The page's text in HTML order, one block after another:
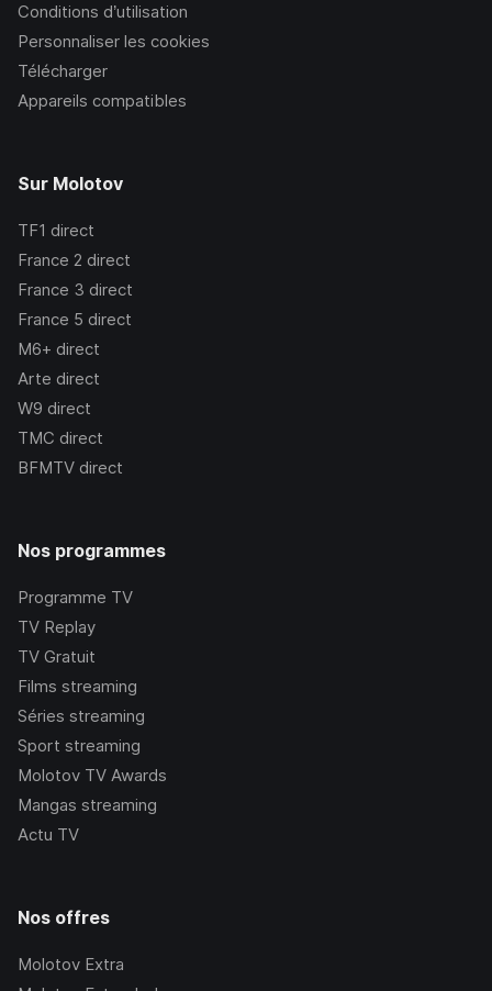
Conditions d’utilisation
Personnaliser les cookies
Télécharger
Appareils compatibles
Sur Molotov
TF1 direct
France 2 direct
France 3 direct
France 5 direct
M6+ direct
Arte direct
W9 direct
TMC direct
BFMTV direct
Nos programmes
Programme TV
TV Replay
TV Gratuit
Films streaming
Séries streaming
Sport streaming
Molotov TV Awards
Mangas streaming
Actu TV
Nos offres
Molotov Extra